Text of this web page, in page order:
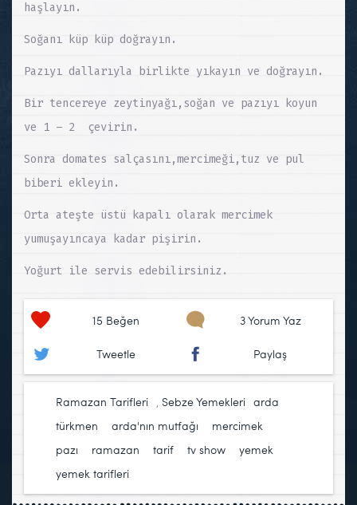
haşlayın.
Soğanı küp küp doğrayın.
Pazıyı dallarıyla birlikte yıkayın ve doğrayın.
Bir tencereye zeytinyağı,soğan ve pazıyı koyun
ve 1 – 2 çevirin.
Sonra domates salçasını,mercimeği,tuz ve pul
biberi ekleyin.
Orta ateşte üstü kapalı olarak mercimek
yumuşayıncaya kadar pişirin.
Yoğurt ile servis edebilirsiniz.
15 Beğen 3 Yorum Yaz
Tweetle Paylaş
Ramazan Tarifleri , Sebze Yemekleri arda
türkmen
arda'nın mutfağı mercimek
pazı
ramazan tarif tv show yemek
yemek tarifleri